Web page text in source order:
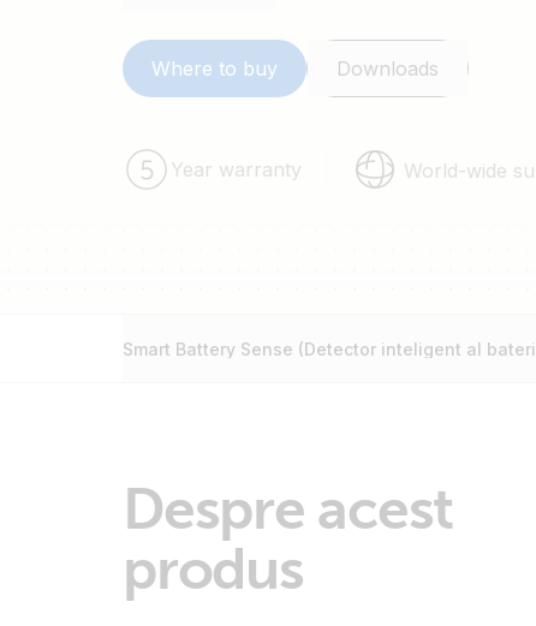
Where to buy Downloads
Year warranty World-wide
Smart Battery Sense (Detector inteligent al
Despre acest
produs